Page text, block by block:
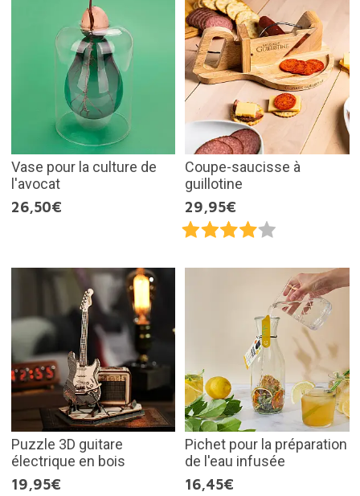
Vase pour la culture de
l'avocat
26,50€
Coupe-saucisse à
guillotine
29,95€
Puzzle 3D guitare
électrique en bois
19,95€
Pichet pour la préparation
de l'eau infusée
16,45€